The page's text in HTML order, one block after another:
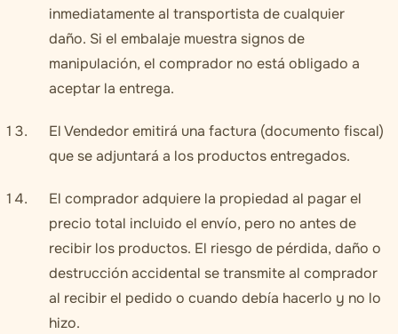
inmediatamente al transportista de cualquier
daño. Si el embalaje muestra signos de
manipulación, el comprador no está obligado a
aceptar la entrega.
El Vendedor emitirá una factura (documento fiscal)
que se adjuntará a los productos entregados.
El comprador adquiere la propiedad al pagar el
precio total incluido el envío, pero no antes de
recibir los productos. El riesgo de pérdida, daño o
destrucción accidental se transmite al comprador
al recibir el pedido o cuando debía hacerlo y no lo
hizo.